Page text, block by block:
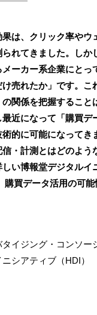
は、クリック率やウ
れてきました。しか
ーカー系企業にとっ
売れたか」です。こ
の関係を把握すること
最近になって「購買デ
的に可能になってき
・計測とはどのよう
い博報堂デジタルイ
購買データ活用の可能
イジング・コンソー
ニシアティブ（HDI